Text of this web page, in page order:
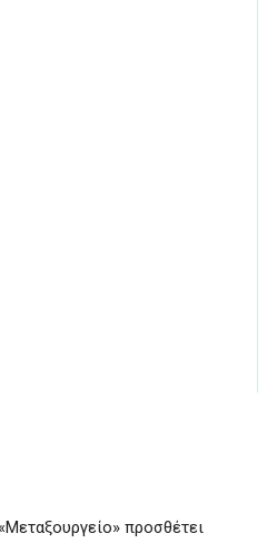
προσθέτει